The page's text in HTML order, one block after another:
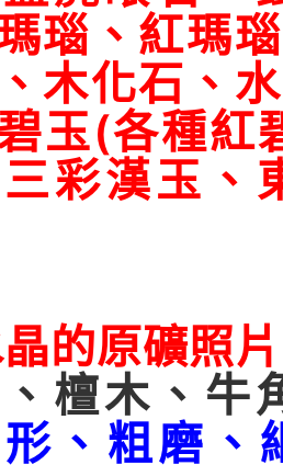
瑙、紅瑪
木化石、
玉(各種紅
彩漢玉、
的原礦照片
檀木、牛
、粗磨、